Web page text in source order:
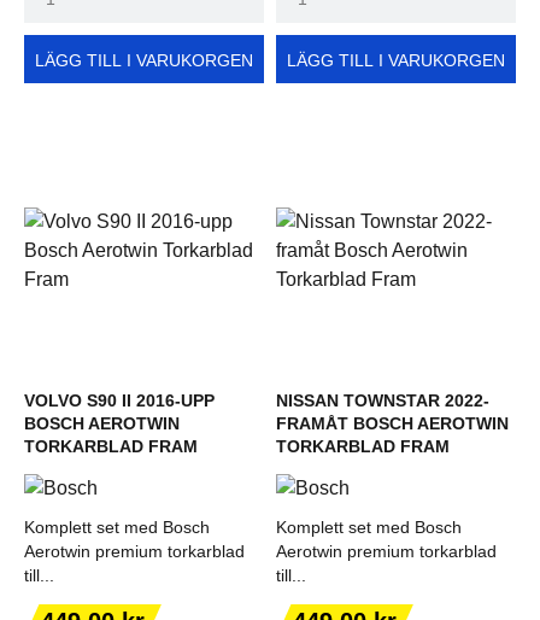
LÄGG TILL I VARUKORGEN LÄGG TILL I VARUKORGEN
VOLVO S90 II 2016-UPP
BOSCH AEROTWIN
TORKARBLAD FRAM
Komplett set med Bosch
Aerotwin premium torkarblad
till...
NISSAN TOWNSTAR 2022-
FRAMÅT BOSCH AEROTWIN
TORKARBLAD FRAM
Komplett set med Bosch
Aerotwin premium torkarblad
till...